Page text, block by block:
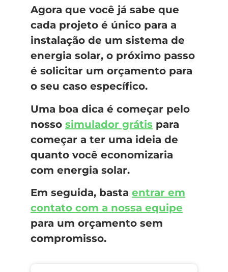
Agora que você já sabe que
cada projeto é único para a
instalação de um sistema de
energia solar, o próximo passo
é solicitar um orçamento para
o seu caso específico.
Uma boa dica é começar pelo
nosso simulador grátis para
começar a ter uma ideia de
quanto você economizaria
com energia solar.
Em seguida, basta entrar em
contato com a nossa equipe
para um orçamento sem
compromisso.